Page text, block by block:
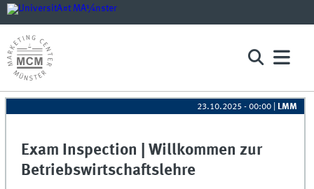
23.10.2025 - 00:00 LMM
Exam Inspection | Willkommen zur
Betriebswirtschaftslehre